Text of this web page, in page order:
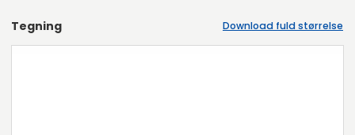
Tegning Download fuld størrelse